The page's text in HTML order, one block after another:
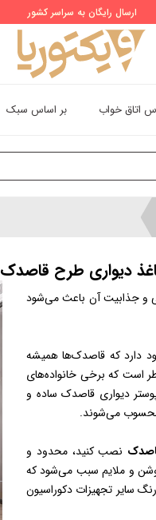
ارسال رایگان به سراسر کشور
اتاق خواب بر اساس سبک
دیواری طرح قاصدک
و جذابیت آن باعث می‌شود
دارد که قاصدک‌ها همیشه
است که برخی خانواده‌های
دیواری قاصدک ساده و
می‌شوند.
نصب کنید، محدود و
و ملایم سبب می‌شود که
سایر تجهیزات دکوراسیون